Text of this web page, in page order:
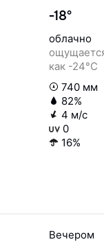
-18°
облачно
как -24°C
740 мм
82%
4 м/с
0
16%
Вечером